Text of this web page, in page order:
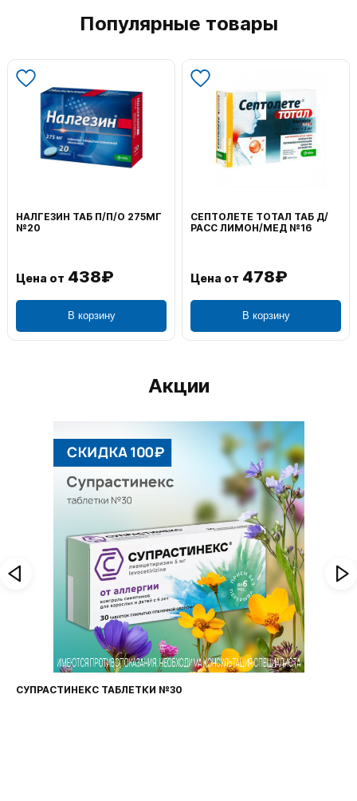
Популярные товары
НАЛГЕЗИН ТАБ П/П/О 275МГ
№20
Цена от 438₽
В корзину
СЕПТОЛЕТЕ ТОТАЛ ТАБ Д/
РАСС ЛИМОН/МЕД №16
Цена от 478₽
В корзину
Акции
СУПРАСТИНЕКС ТАБЛЕТКИ №30